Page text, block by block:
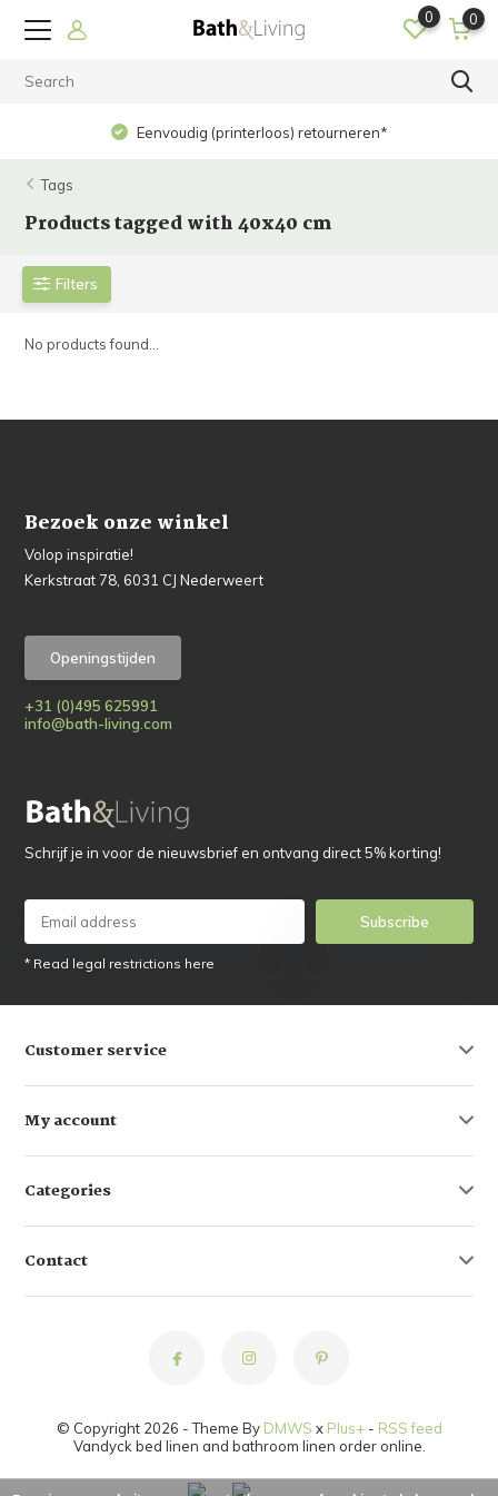
0 0
Eenvoudig (printerloos) retourneren*
Tags
Products tagged with 40x40 cm
Filters
No products found...
Bezoek onze winkel
Volop inspiratie!
Kerkstraat 78, 6031 CJ Nederweert
Openingstijden
+31 (0)495 625991
info@bath-living.com
Schrijf je in voor de nieuwsbrief en ontvang direct 5% korting!
Subscribe
* Read legal restrictions here
Customer service
My account
Categories
Contact
© Copyright 2026 - Theme By DMWS x Plus+- RSS feed
Vandyck bed linen and bathroom linen order online.